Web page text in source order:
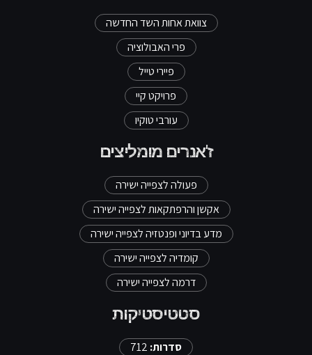
צוואת אחות השד החדשה
פרי האבולוציה
פיירי טייל
פרויקט קיי
עורבי טוקיו
ז'אנרים מומליצים
פעולה לצפייה ישירה
אקשן והרפתקאות לצפייה ישירה
מדע בדיוני ופנטזיה לצפייה ישירה
קומדיה לצפייה ישירה
דרמה לצפייה ישירה
סטטיסטיקות
סדרות: 712